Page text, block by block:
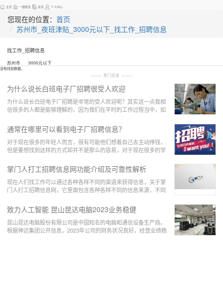
主页 一键报名 资讯 个人中心
您现在的位置： 首页
苏州市_夜班津贴_3000元以下_找工作_招聘信息
找工作_招聘信息
苏州市 3000元以下
没有找到数据。
热门信息
为什么说长白班电子厂招聘很受人欢迎
为什么说长白班电子厂招聘是非常的受人欢迎呢？其实这一点我相
信很多的人都是能够理解的，因为我们在平时的工作过程当中，如
通常在哪里可以看到电子厂招聘信息？
对于现在很多的年轻人而言，很有可能他们想着自己去主动挣钱，
但是要想找到这样的方式却并不是那么的容易，对于现在很多的学
掌门人打工招聘信息网功能介绍及可靠性解析
现在人们找工作可以通过各种各样不同的渠道来获得信息，关于掌
门人打工招聘信息网，它里面包含各种各样不同的信息来源，不同
致力人工智能 昆山昆达电脑2023业务稳健
昆山昆达电脑股份有限公司是中国知名的电脑和通信设备生产商。
根据神达集团公开信息，2023年公司的财务状况良好，经营业绩稳